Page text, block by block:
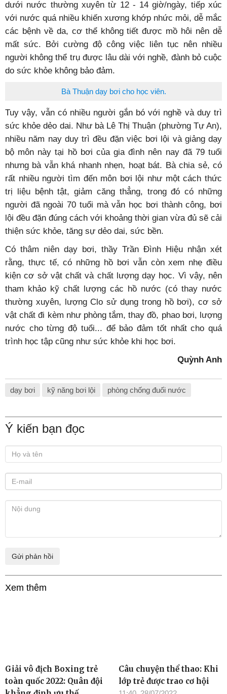
dưới nước thường xuyên từ 12 - 14 giờ/ngày, tiếp xúc
với nước quá nhiều khiến xương khớp nhức mỏi, dễ mắc
các bệnh về da, cơ thể không tiết được mồ hôi nên dễ
mất sức. Bởi cường độ công việc liên tục nên nhiều
người không thể trụ được lâu dài với nghề, đành bỏ cuộc
do sức khỏe không bảo đảm.
Bà Thuận dạy bơi cho học viên.
Tuy vậy, vẫn có nhiều người gắn bó với nghề và duy trì
sức khỏe dẻo dai. Như bà Lê Thị Thuận (phường Tự An),
nhiều năm nay duy trì đều đặn việc bơi lội và giảng dạy
bộ môn này tại hồ bơi của gia đình nên nay đã 79 tuổi
nhưng bà vẫn khá nhanh nhẹn, hoạt bát. Bà chia sẻ, có
rất nhiều người tìm đến môn bơi lội như một cách thức
trị liệu bệnh tật, giảm căng thẳng, trong đó có những
người đã ngoài 70 tuổi mà vẫn học bơi thành công, bơi
lội đều đặn đúng cách với khoảng thời gian vừa đủ sẽ cải
thiện sức khỏe, tăng sự dẻo dai, sức bền.
Có thâm niên dạy bơi, thầy Trần Đình Hiệu nhận xét
rằng, thực tế, có những hồ bơi vẫn còn xem nhẹ điều
kiện cơ sở vật chất và chất lượng dạy học. Vì vậy, nên
tham khảo kỹ chất lượng các hồ nước (có thay nước
thường xuyên, lượng Clo sử dụng trong hồ bơi), cơ sở
vật chất đi kèm như phòng tắm, thay đồ, phao bơi, lượng
nước cho từng độ tuổi... để bảo đảm tốt nhất cho quá
trình học tập cũng như sức khỏe khi học bơi.
Quỳnh Anh
dạy bơi kỹ năng bơi lội phòng chống đuối nước
Ý kiến bạn đọc
Xem thêm
Giải vô địch Boxing trẻ
toàn quốc 2022: Quân đội
Câu chuyện thể thao: Khi
lớp trẻ được trao cơ hội